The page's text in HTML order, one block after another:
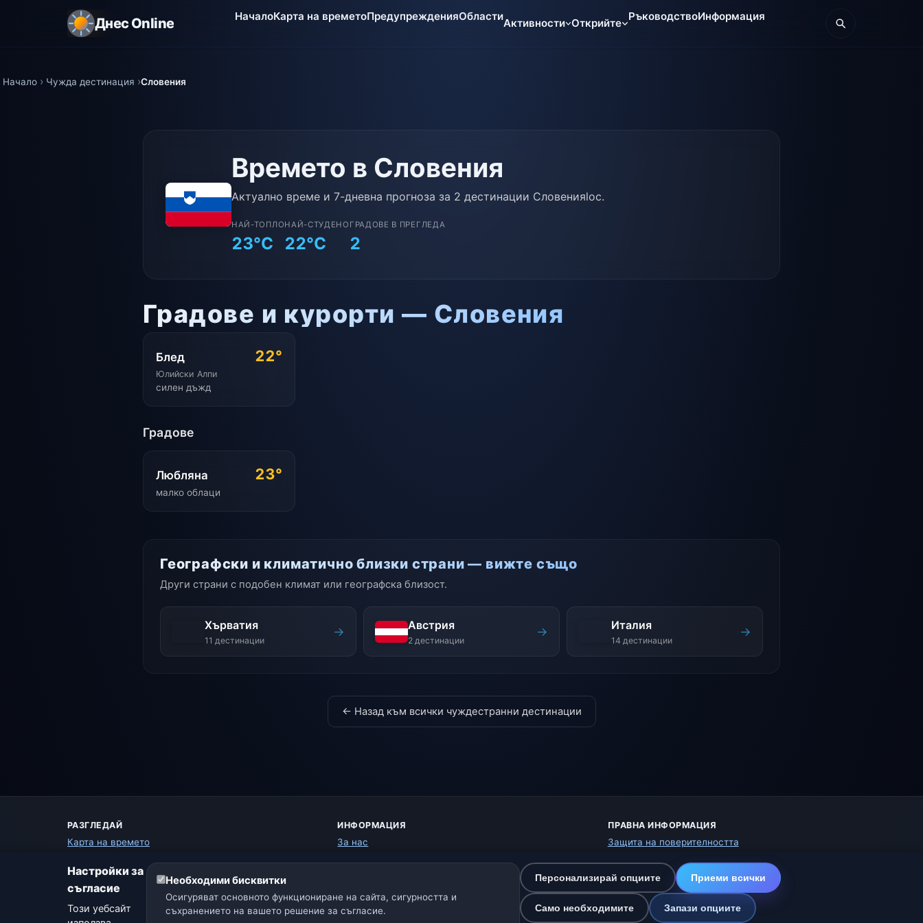
Днес Online НачалоКарта на времетоПредупрежденияОбласти
Активности Открийте
РъководствоИнформация
Начало Чужда дестинация Словения
Времето в Словения
Актуално време и 7-дневна прогноза за 2 дестинации Словенияloc.
НАЙ-ТОПЛО
23°C
НАЙ-СТУДЕНО
22°C
ГРАДОВЕ В ПРЕГЛЕДА
2
Градове и курорти — Словения
Блед 22°
Юлийски Алпи
силен дъжд
Градове
Любляна 23°
малко облаци
Географски и климатично близки страни — вижте също
Други страни с подобен климат или географска близост.
Хърватия
11 дестинации
→ Австрия
2 дестинации
→ Италия
14 дестинации
→
← Назад към всички чуждестранни дестинации
РАЗГЛЕДАЙ
Карта на времето
Ръководство
Речник на времето
Сравнение на градове
Метео уиджет
ИНФОРМАЦИЯ
За нас
Как обработваме данните
ПРАВНА ИНФОРМАЦИЯ
Защита на поверителността
Условия за ползване
Отказ от отговорност
Помагаме на животните
Карта на сайта
Настройки за
съгласие
Този уебсайт
Необходими бисквитки
Осигуряват основното функциониране на сайта, сигурността и
съхранението на вашето решение за съгласие.
Персонализирай опциите Приеми всички
Само необходимите Запази опциите